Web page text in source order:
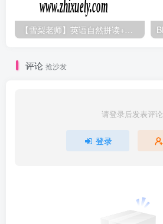
【雪梨老师】英语自然拼读+音标+发音规则（精品课三合一）
评论 抢沙发
请登录后发表评论
登录